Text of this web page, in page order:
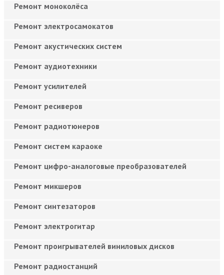
Ремонт моноколёса
Ремонт электросамокатов
Ремонт акустических систем
Ремонт аудиотехники
Ремонт усилителей
Ремонт ресиверов
Ремонт радиотюнеров
Ремонт систем караоке
Ремонт цифро-аналоговые преобразователей
Ремонт микшеров
Ремонт синтезаторов
Ремонт электрогитар
Ремонт проигрывателей виниловых дисков
Ремонт радиостанций